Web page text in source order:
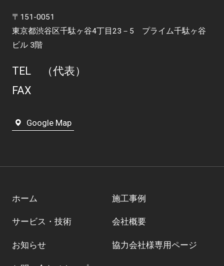
〒151-0051
東京都渋谷区千駄ヶ谷4丁目23－5 プライム千駄ヶ谷
ビル 3階
TEL
（代表）
FAX
Google Map
ホーム 施工事例
サービス・技術 会社概要
お知らせ 協力会社様専用ページ